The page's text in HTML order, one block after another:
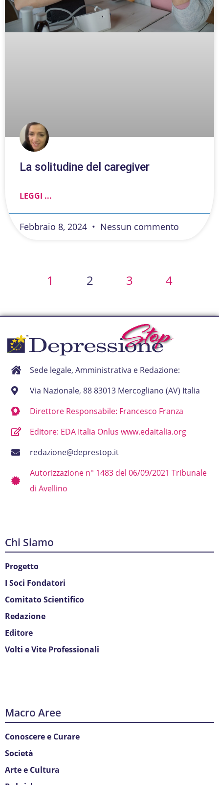
La solitudine del caregiver
LEGGI ...
Febbraio 8, 2024 Nessun commento
1 2 3 4
Sede legale, Amministrativa e Redazione:
Via Nazionale, 88 83013 Mercogliano (AV) Italia
Direttore Responsabile: Francesco Franza
Editore: EDA Italia Onlus www.edaitalia.org
redazione@deprestop.it
Autorizzazione n° 1483 del 06/09/2021 Tribunale
di Avellino
Chi Siamo
Progetto
I Soci Fondatori
Comitato Scientifico
Redazione
Editore
Volti e Vite Professionali
Macro Aree
Conoscere e Curare
Società
Arte e Cultura